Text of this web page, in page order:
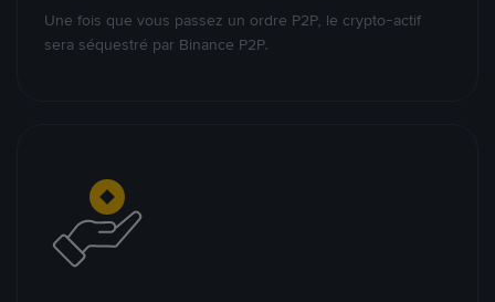
Une fois que vous passez un ordre P2P, le crypto-actif
sera séquestré par Binance P2P.